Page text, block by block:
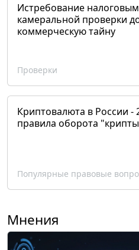
Истребование
камеральной проверки
коммерческую тайну
Проверки
Криптовалюта в России -
правила оборота
Популярные правовые
Мнения